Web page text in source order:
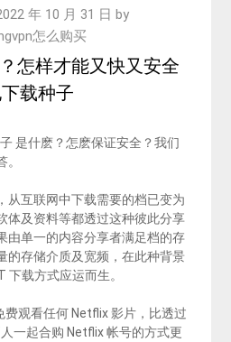
怎样才能又快又安全
载种子
年 10 月 31 日 by
怎么购买
是什麽？怎麽保证安全？我们
从互联网中下载需要的档已变为
体及资料等都透过这种彼此分享
由单一的内容分享者满足档的存
的存储介质及宽频，在此种背景
下载方式应运而生。
费观看任何 Netflix 影片，比透过
一起合购 Netflix 帐号的方式更